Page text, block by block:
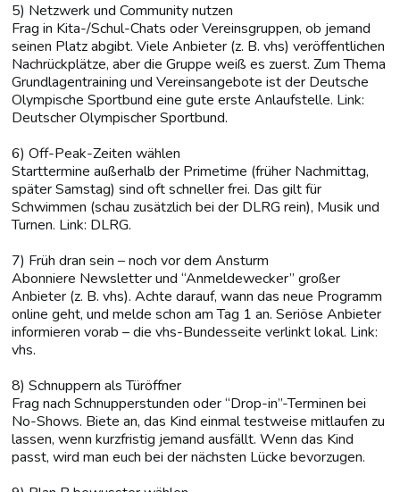
5) Netzwerk und Community nutzen
Frag in Kita-/Schul-Chats oder Vereinsgruppen, ob jemand
seinen Platz abgibt. Viele Anbieter (z. B. vhs) veröffentlichen
Nachrückplätze, aber die Gruppe weiß es zuerst. Zum Thema
Grundlagentraining und Vereinsangebote ist der Deutsche
Olympische Sportbund eine gute erste Anlaufstelle. Link:
Deutscher Olympischer Sportbund.
6) Off-Peak-Zeiten wählen
Starttermine außerhalb der Primetime (früher Nachmittag,
später Samstag) sind oft schneller frei. Das gilt für
Schwimmen (schau zusätzlich bei der DLRG rein), Musik und
Turnen. Link: DLRG.
7) Früh dran sein – noch vor dem Ansturm
Abonniere Newsletter und “Anmeldewecker” großer
Anbieter (z. B. vhs). Achte darauf, wann das neue Programm
online geht, und melde schon am Tag 1 an. Seriöse Anbieter
informieren vorab – die vhs-Bundesseite verlinkt lokal. Link:
vhs.
8) Schnuppern als Türöffner
Frag nach Schnupperstunden oder “Drop-in”-Terminen bei
No-Shows. Biete an, das Kind einmal testweise mitlaufen zu
lassen, wenn kurzfristig jemand ausfällt. Wenn das Kind
passt, wird man euch bei der nächsten Lücke bevorzugen.